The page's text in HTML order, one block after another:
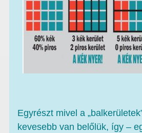
Egyrészt mivel a
kevesebb van belőlük, így –